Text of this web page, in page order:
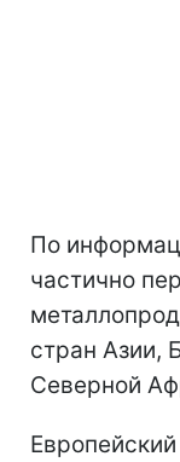
По
частично
стран Азии,
Северной